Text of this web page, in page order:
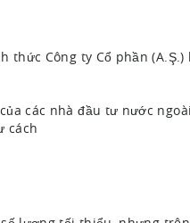
Công ty Cổ phần (A.Ş.)
các nhà đầu tư nước
cách